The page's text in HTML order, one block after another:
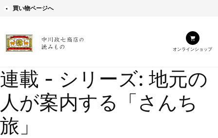
買い物ページへ
オンラインショップ
連載 - シリーズ: 地元の
人が案内する「さんち
旅」